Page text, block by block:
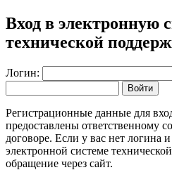
Вход в электронную
технической
Логин:
Регистрационные данные для
предоставлены ответственному
договоре. Если у вас нет логина
электронной системе
обращение через сайт.